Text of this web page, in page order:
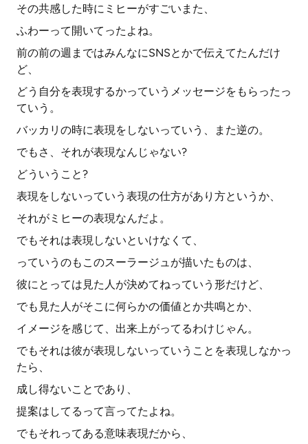
その共感した時にミヒーがすごいまた、
ふわーって開いてったよね。
前の前の週まではみんなにSNSとかで伝えてたんだけ
ど、
どう自分を表現するかっていうメッセージをもらったっ
ていう。
バッカリの時に表現をしないっていう、また逆の。
でもさ、それが表現なんじゃない?
どういうこと?
表現をしないっていう表現の仕方があり方というか、
それがミヒーの表現なんだよ。
でもそれは表現しないといけなくて、
っていうのもこのスーラージュが描いたものは、
彼にとっては見た人が決めてねっていう形だけど、
でも見た人がそこに何らかの価値とか共鳴とか、
イメージを感じて、出来上がってるわけじゃん。
でもそれは彼が表現しないっていうことを表現しなかっ
たら、
成し得ないことであり、
提案はしてるって言ってたよね。
でもそれってある意味表現だから、